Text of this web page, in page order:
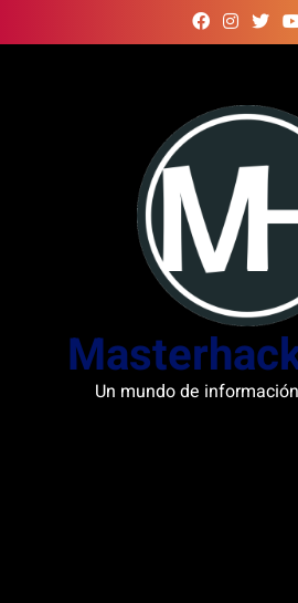
to
Un mundo de